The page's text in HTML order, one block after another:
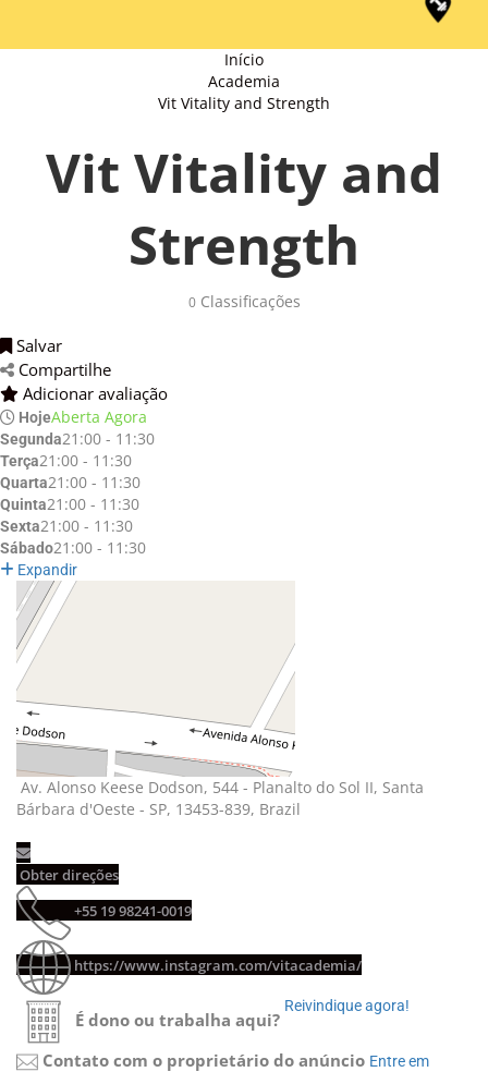
Início
Academia
Vit Vitality and Strength
Vit Vitality and
Strength
0Classificações
Salvar
Compartilhe
Adicionar avaliação
HojeAberta Agora
Segunda21:00 - 11:30
Terça21:00 - 11:30
Quarta21:00 - 11:30
Quinta21:00 - 11:30
Sexta21:00 - 11:30
Sábado21:00 - 11:30
Expandir
Av. Alonso Keese Dodson, 544 - Planalto do Sol II, Santa
Bárbara d'Oeste - SP, 13453-839, Brazil
Obter direções
+55 19 98241-0019
https://www.instagram.com/vitacademia/
É dono ou trabalha aqui?
Reivindique agora!
Contato com o proprietário do anúncio Entre em